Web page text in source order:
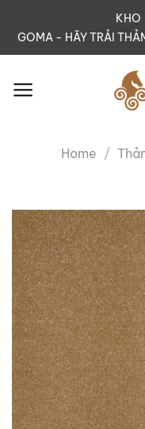
KHO
GOMA - HÃY TRẢI
Home /